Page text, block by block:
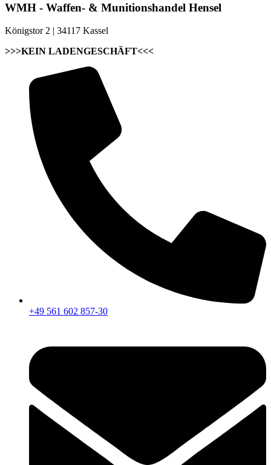
WMH - Waffen- & Munitionshandel Hensel
Königstor 2 | 34117 Kassel
>>>KEIN LADENGESCHÄFT<<<
+49 561 602 857-30